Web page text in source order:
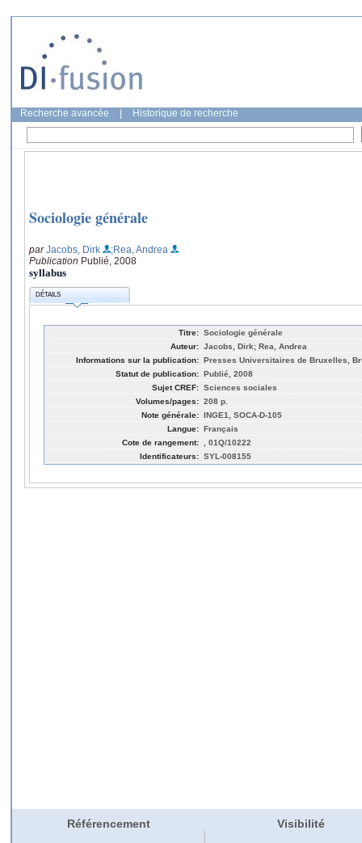
Recherche avancée Historique de recherche
Sociologie générale
parJacobs, Dirk
;Rea, Andrea
Publication Publié, 2008
syllabus
DÉTAILS
Titre: Sociologie générale
Auteur: Jacobs, Dirk; Rea, Andrea
Informations sur la publication: Presses Universitaires de Bruxelles,
Statut de publication: Publié, 2008
Sujet CREF: Sciences sociales
Volumes/pages: 208 p.
Note générale: INGE1, SOCA-D-105
Langue: Français
Cote de rangement:
, 01Q/10222
Identificateurs: SYL-008155
Référencement Visibilité